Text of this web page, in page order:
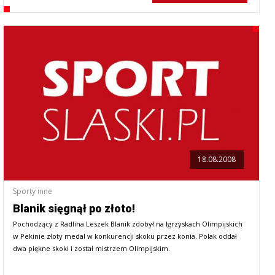
18.08.2008
Sporty inne
Blanik sięgnął po złoto!
Pochodzący z Radlina Leszek Blanik zdobył na Igrzyskach Olimpijskich
w Pekinie złoty medal w konkurencji skoku przez konia. Polak oddał
dwa piękne skoki i został mistrzem Olimpijskim.